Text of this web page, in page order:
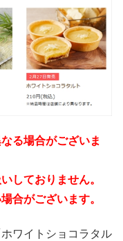
る場合がございま
しておりません。
合がございます。
ワイトショコラタル